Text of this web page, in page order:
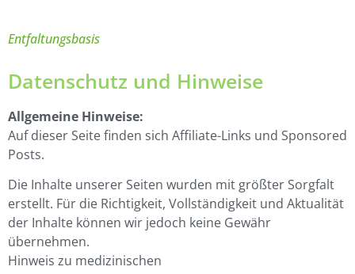
Entfaltungsbasis
Datenschutz und Hinweise
Allgemeine Hinweise:
Auf dieser Seite finden sich Affiliate-Links und Sponsored
Posts.
Die Inhalte unserer Seiten wurden mit größter Sorgfalt
erstellt. Für die Richtigkeit, Vollständigkeit und Aktualität
der Inhalte können wir jedoch keine Gewähr
übernehmen.
Hinweis zu medizinischen